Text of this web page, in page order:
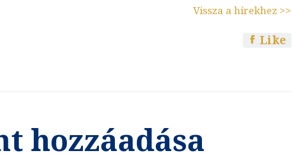
Vissza a hírekhez >>
Like
hozzáadása